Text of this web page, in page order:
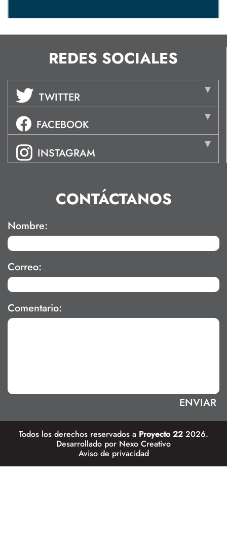
REDES SOCIALES
TWITTER
FACEBOOK
INSTAGRAM
CONTÁCTANOS
Nombre:
Correo:
Comentario:
Todos los derechos reservados a Proyecto 22 2026.
Desarrollado por Nexo Creativo
Aviso de privacidad